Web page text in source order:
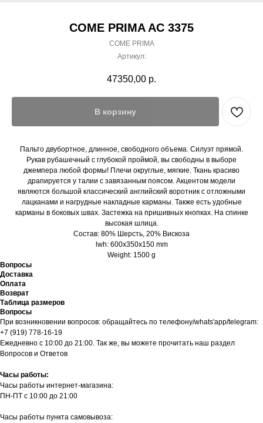
COME PRIMA AC 3375
COME PRIMA
Артикул:
47350,00 р.
В корзину
Пальто двубортное, длинное, свободного объема. Силуэт прямой.
Рукав рубашечный с глубокой проймой, вы свободны в выборе
джемпера любой формы! Плечи округлые, мягкие. Ткань красиво
драпируется у талии с завязанным поясом. Акцентом модели
являются большой классический английский воротник с отложными
лацканами и нагрудные накладные карманы. Также есть удобные
карманы в боковых швах. Застежка на пришивных кнопках. На спинке
высокая шлица.
Состав: 80% Шерсть, 20% Вискоза
lwh: 600x350x150 mm
Weight: 1500 g
Вопросы
Доставка
Оплата
Возврат
Таблица размеров
Вопросы
При возникновении вопросов: обращайтесь по телефону/whats'app/telegram:
+7 (919) 778-16-19
Ежедневно с 10:00 до 21:00. Так же, вы можете прочитать наш раздел
Вопросов и Ответов
Часы работы:
Часы работы интернет-магазина:
ПН-ПТ с 10:00 до 21:00
Часы работы пункта самовывоза: